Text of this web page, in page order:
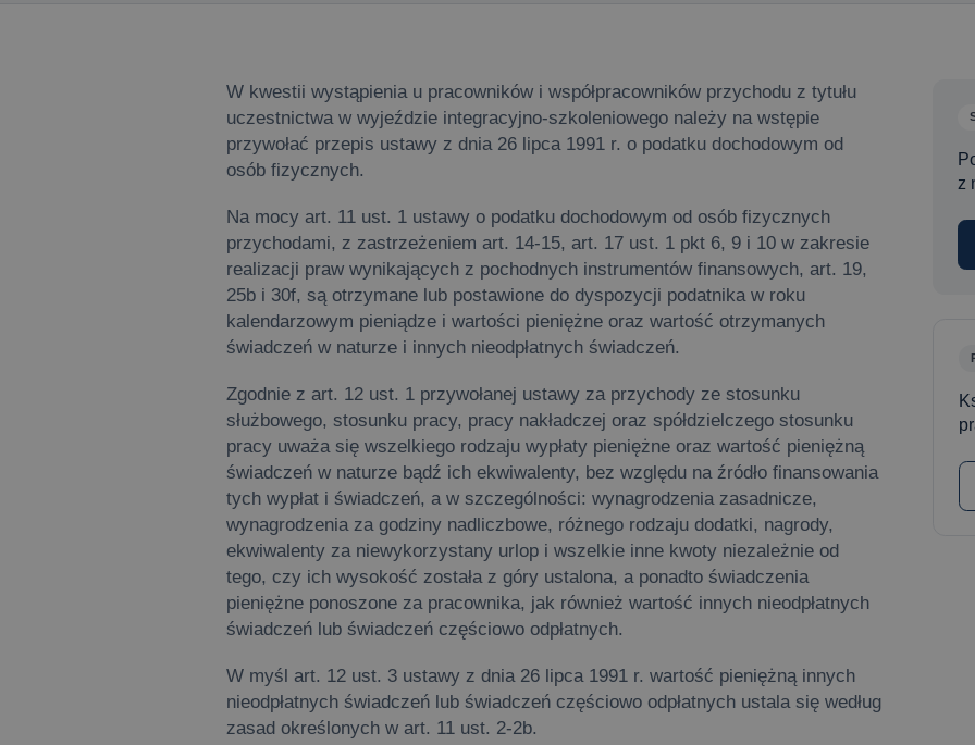
W kwestii wystąpienia u pracowników i współpracowników przychodu z tytułu
uczestnictwa w wyjeździe integracyjno-szkoleniowego należy na wstępie
przywołać przepis ustawy z dnia 26 lipca 1991 r. o podatku dochodowym od
osób fizycznych.
Na mocy art. 11 ust. 1 ustawy o podatku dochodowym od osób fizycznych
przychodami, z zastrzeżeniem art. 14-15, art. 17 ust. 1 pkt 6, 9 i 10 w zakresie
realizacji praw wynikających z pochodnych instrumentów finansowych, art. 19,
25b i 30f, są otrzymane lub postawione do dyspozycji podatnika w roku
kalendarzowym pieniądze i wartości pieniężne oraz wartość otrzymanych
świadczeń w naturze i innych nieodpłatnych świadczeń.
Zgodnie z art. 12 ust. 1 przywołanej ustawy za przychody ze stosunku
służbowego, stosunku pracy, pracy nakładczej oraz spółdzielczego stosunku
pracy uważa się wszelkiego rodzaju wypłaty pieniężne oraz wartość pieniężną
świadczeń w naturze bądź ich ekwiwalenty, bez względu na źródło finansowania
tych wypłat i świadczeń, a w szczególności: wynagrodzenia zasadnicze,
wynagrodzenia za godziny nadliczbowe, różnego rodzaju dodatki, nagrody,
ekwiwalenty za niewykorzystany urlop i wszelkie inne kwoty niezależnie od
tego, czy ich wysokość została z góry ustalona, a ponadto świadczenia
pieniężne ponoszone za pracownika, jak również wartość innych nieodpłatnych
świadczeń lub świadczeń częściowo odpłatnych.
W myśl art. 12 ust. 3 ustawy z dnia 26 lipca 1991 r. wartość pieniężną innych
nieodpłatnych świadczeń lub świadczeń częściowo odpłatnych ustala się według
zasad określonych w art. 11 ust. 2-2b.
z